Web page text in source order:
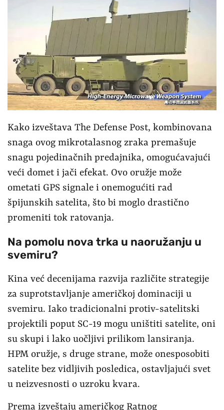
Kako izveštava The Defense Post, kombinovana
snaga ovog mikrotalasnog zraka premašuje
snagu pojedinačnih predajnika, omogućavajući
veći domet i jači efekat. Ovo oružje može
ometati GPS signale i onemogućiti rad
špijunskih satelita, što bi moglo drastično
promeniti tok ratovanja.
Na pomolu nova trka u naoružanju u
svemiru?
Kina već decenijama razvija različite strategije
za suprotstavljanje američkoj dominaciji u
svemiru. Iako tradicionalni protiv-satelitski
projektili poput SC-19 mogu uništiti satelite, oni
su skupi i lako uočljivi prilikom lansiranja.
HPM oružje, s druge strane, može onesposobiti
satelite bez vidljivih posledica, ostavljajući svet
u neizvesnosti o uzroku kvara.
Prema izveštaju američkog Ratnog